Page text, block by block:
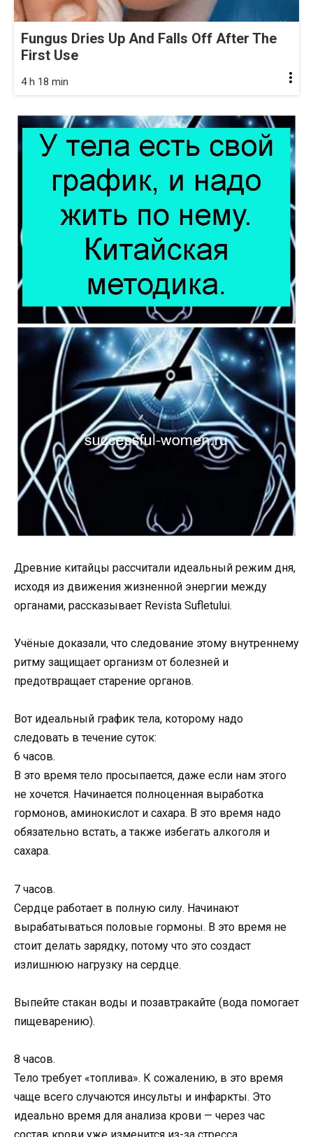
Fungus Dries Up And Falls Off After The
First Use
4 h 18 min
Древние китайцы рассчитали идеальный режим дня,
исходя из движения жизненной энергии между
органами, рассказывает Revista Sufletului.
Учёные доказали, что следование этому внутреннему
ритму защищает организм от болезней и
предотвращает старение органов.
Вот идеальный график тела, которому надо
следовать в течение суток:
6 часов.
В это время тело просыпается, даже если нам этого
не хочется. Начинается полноценная выработка
гормонов, аминокислот и сахара. В это время надо
обязательно встать, а также избегать алкоголя и
сахара.
7 часов.
Сердце работает в полную силу. Начинают
вырабатываться половые гормоны. В это время не
стоит делать зарядку, потому что это создаст
излишнюю нагрузку на сердце.
Выпейте стакан воды и позавтракайте (вода помогает
пищеварению).
8 часов.
Тело требует «топлива». К сожалению, в это время
чаще всего случаются инсульты и инфаркты. Это
идеально время для анализа крови — через час